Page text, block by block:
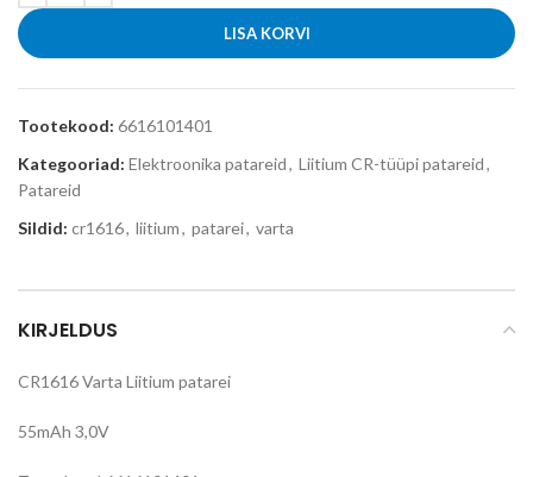
LISA KORVI
Tootekood: 6616101401
Kategooriad: Elektroonika patareid, Liitium CR-tüüpi patareid,
Patareid
Sildid: cr1616, liitium, patarei, varta
KIRJELDUS
CR1616 Varta Liitium patarei
55mAh 3,0V